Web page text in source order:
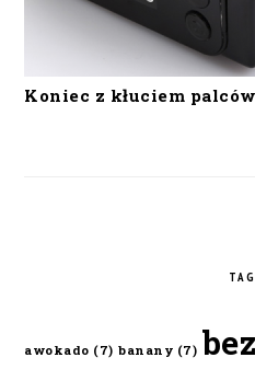
Koniec z kłuciem
awokado (7) banany (7)